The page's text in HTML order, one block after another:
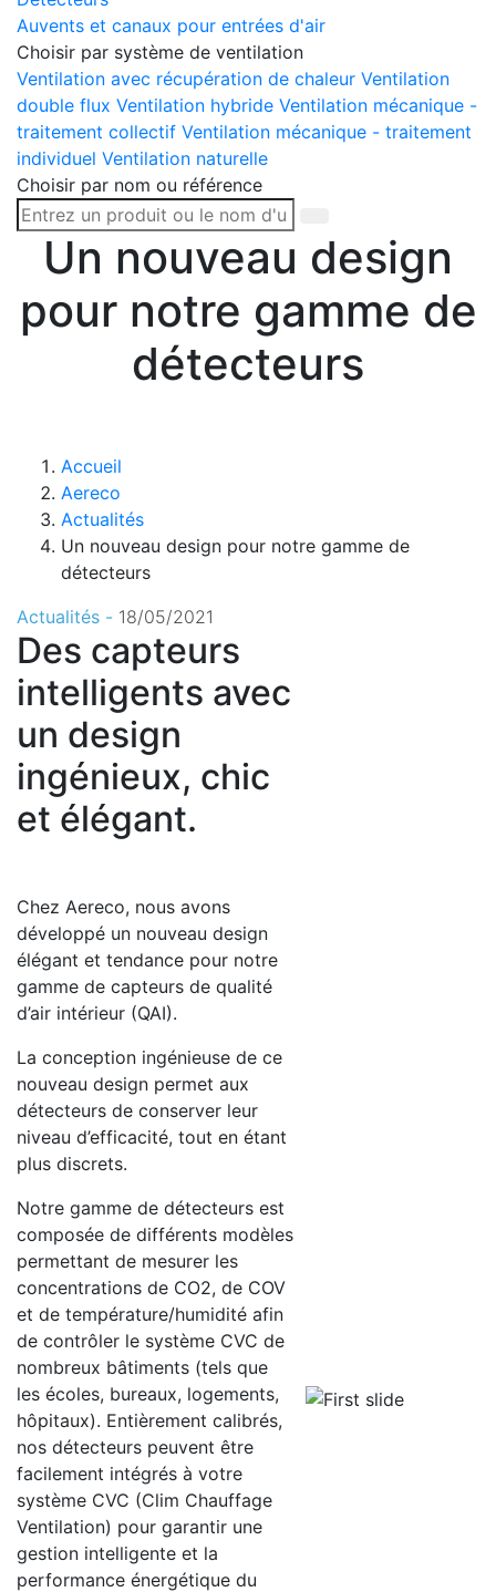
Auvents et canaux pour entrées d'air
Choisir par système de ventilation
Ventilation avec récupération de chaleur Ventilation
double flux Ventilation hybride Ventilation mécanique -
traitement collectif Ventilation mécanique - traitement
individuel Ventilation naturelle
Choisir par nom ou référence
Un nouveau design
pour notre gamme de
détecteurs
Accueil
Aereco
Actualités
Un nouveau design pour notre gamme de
détecteurs
Actualités - 18/05/2021
Des capteurs
intelligents avec
un design
ingénieux, chic
et élégant.
Chez Aereco, nous avons
développé un nouveau design
élégant et tendance pour notre
gamme de capteurs de qualité
d’air intérieur (QAI).
La conception ingénieuse de ce
nouveau design permet aux
détecteurs de conserver leur
niveau d’efficacité, tout en étant
plus discrets.
Notre gamme de détecteurs est
composée de différents modèles
permettant de mesurer les
concentrations de CO2, de COV
et de température/humidité afin
de contrôler le système CVC de
nombreux bâtiments (tels que
les écoles, bureaux, logements,
hôpitaux). Entièrement calibrés,
nos détecteurs peuvent être
facilement intégrés à votre
système CVC (Clim Chauffage
Ventilation) pour garantir une
gestion intelligente et la
performance énergétique du